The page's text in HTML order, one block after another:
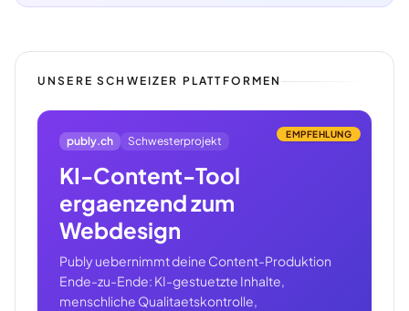
UNSERE SCHWEIZER PLATTFORMEN
EMPFEHLUNG
publy.ch Schwesterprojekt
KI-Content-Tool
ergaenzend zum
Webdesign
Publy uebernimmt deine Content-Produktion
Ende-zu-Ende: KI-gestuetzte Inhalte,
menschliche Qualitaetskontrolle,